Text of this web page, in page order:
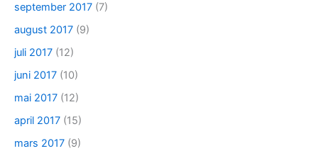
september 2017 (7)
august 2017 (9)
juli 2017 (12)
juni 2017 (10)
mai 2017 (12)
april 2017 (15)
mars 2017 (9)